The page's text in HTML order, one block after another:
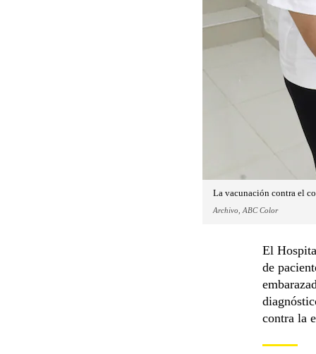
La vacunación contra el
Archivo, ABC Color
El
de
contra la